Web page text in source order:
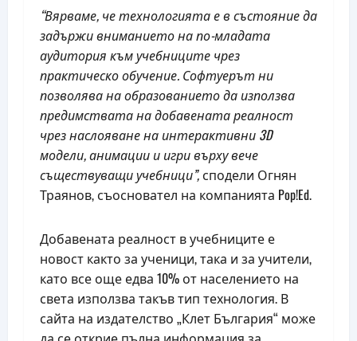
“Вярваме, че технологията ев състояние да
задържи вниманието на по-младата
аудитория към учебниците чрез
практическо обучение. Софтуерът ни
позволява на образованието да използва
предимствата на добавената реалност
чрез наслояване на интерактивни 3D
модели, анимации и игри върху вече
съществуващи учебници”, сподели Огнян
Траянов, съосновател на компанията Pop!Ed.
Добавената реалност в учебниците е
новост както за ученици, така и за учители,
като все още едва 10% от населението на
света използва такъв тип технология. В
сайта на издателство „Клет България“ може